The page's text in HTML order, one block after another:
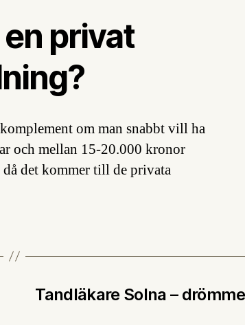
en privat
om man snabbt vill ha
och mellan 15-20.000 kronor
det kommer till de privata
Tandläkare Solna –